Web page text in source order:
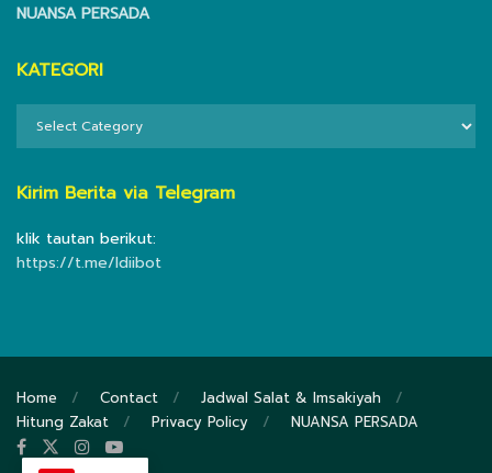
NUANSA PERSADA
KATEGORI
Kirim Berita via Telegram
klik tautan berikut:
https://t.me/ldiibot
Home Contact
Jadwal Salat & Imsakiyah
Hitung Zakat
Privacy Policy NUANSA PERSADA